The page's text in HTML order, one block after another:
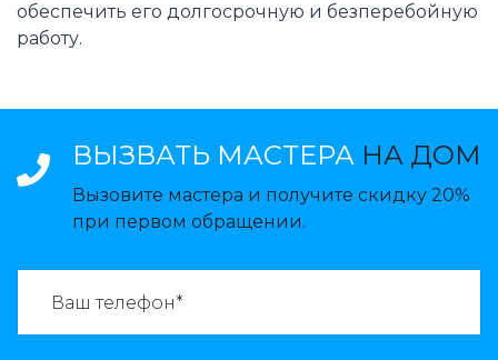
обеспечить его долгосрочную и безперебойную
работу.
ВЫЗВАТЬ МАСТЕРА НА ДОМ
Вызовите мастера и получите скидку 20%
при первом обращении.